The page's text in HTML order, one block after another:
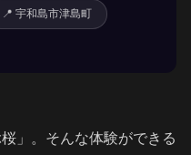
📍 宇和島市津島町
」。そんな体験ができる